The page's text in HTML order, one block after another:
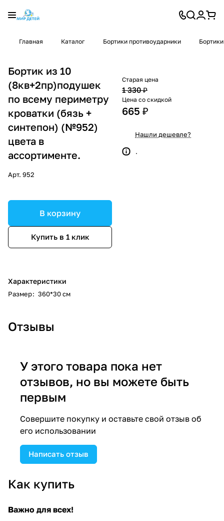
Главная Каталог Бортики противоударники
Бортик из 10
(8кв+2пр)подушек
по всему периметру
кроватки (бязь +
синтепон) (№952)
цвета в
ассортименте.
Арт. 952
В корзину
Купить в 1 клик
Характеристики
Размер: 360*30 см
Старая цена
1 330 ₽
Цена со скидкой
665 ₽
Нашли дешевле?
.
Отзывы
У этого товара пока нет
отзывов, но вы можете быть
первым
Совершите покупку и оставьте свой отзыв об
его использовании
Написать отзыв
Как купить
Важно для всех!